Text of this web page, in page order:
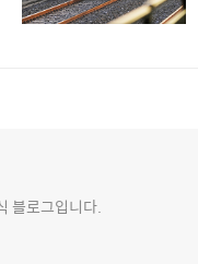
블로그입니다.